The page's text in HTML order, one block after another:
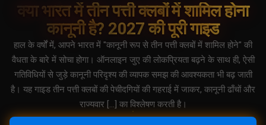
क्या भारत में तीन पत्ती क्लबों में शामिल होना
कानूनी है? 2027 की पूरी गाइड
हाल के वर्षों में, आपने भारत में "कानूनी रूप से तीन पत्ती क्लबों में शामिल होने" की
वैधता के बारे में सोचा होगा। ऑनलाइन जुए की लोकप्रियता बढ़ने के साथ ही, ऐसी
गतिविधियों से जुड़े कानूनी परिदृश्य की व्यापक समझ की आवश्यकता भी बढ़ जाती
है। यह गाइड तीन पत्ती क्लबों की पेचीदगियों की गहराई में जाकर, कानूनी ढाँचों और
राज्यवार […] का विश्लेषण करती है।